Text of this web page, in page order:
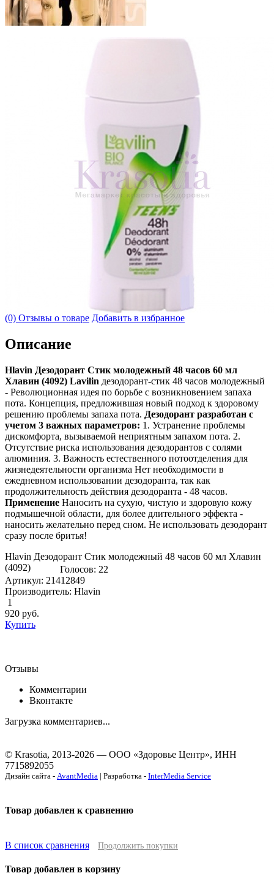
(0) Отзывы о товаре Добавить в избранное
Описание
Hlavin Дезодорант Стик молодежный 48 часов 60 мл
Хлавин (4092) Lavilin дезодорант-стик 48 часов молодежный
- Револю­ционная идея по борьбе с возникновением запа­ха
пота. Концепция, предложившая новый подход к здо­ровому
решению проблемы запаха пота. Дезо­дорант разработан с
учетом 3 важных параметров: 1. Устра­нение проблемы
дискомфорта, вызываемой неприятным запа­хом пота. 2.
Отсутствие риска использования дезо­дорантов с солями
алюминия. 3. Важность есте­ственного потоотделения для
жизнедеятельности организма Нет нео­бходимости в
ежедневном использовании дезодора­нта, так как
продолжительность действия дезодоранта - 48 часов.
Применение Наносить на сухую, чистую и здоровую кожу
подмышечной обла­сти, для более длительного эффекта -
наносить жела­тельно перед сном. Не использовать дезодорант
сразу после бритья!
Hlavin Дезодорант Стик молодежный 48 часов 60 мл Хлавин
(4092)
Голосов: 22
Артикул: 21412849
Производитель: Hlavin
1
920 руб.
Купить
Отзывы
Комментарии
Вконтакте
Загрузка комментариев...
© Krasotia, 2013-2026 — ООО «Здоровье Центр», ИНН
7715892055
Дизайн сайта - AvantMedia | Разработка - InterMedia Service
Товар добавлен к сравнению
В список сравнения Продолжить покупки
Товар добавлен в корзину